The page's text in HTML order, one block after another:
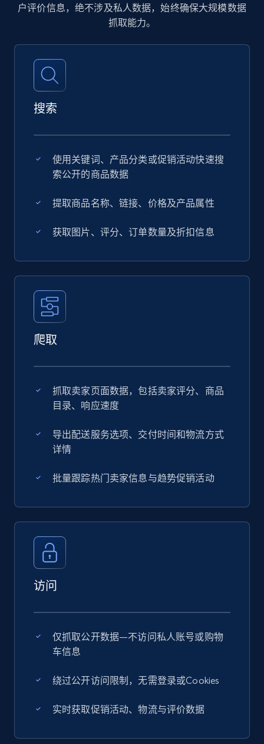
户评价信息，绝不涉及私人数据，始终确保大规模数据
抓取能力。
搜索
使用关键词、产品分类或促销活动快速搜
索公开的商品数据
提取商品名称、链接、价格及产品属性
获取图片、评分、订单数量及折扣信息
爬取
抓取卖家页面数据，包括卖家评分、商品
目录、响应速度
导出配送服务选项、交付时间和物流方式
详情
批量跟踪热门卖家信息与趋势促销活动
访问
仅抓取公开数据—不访问私人账号或购物
车信息
绕过公开访问限制，无需登录或Cookies
实时获取促销活动、物流与评价数据